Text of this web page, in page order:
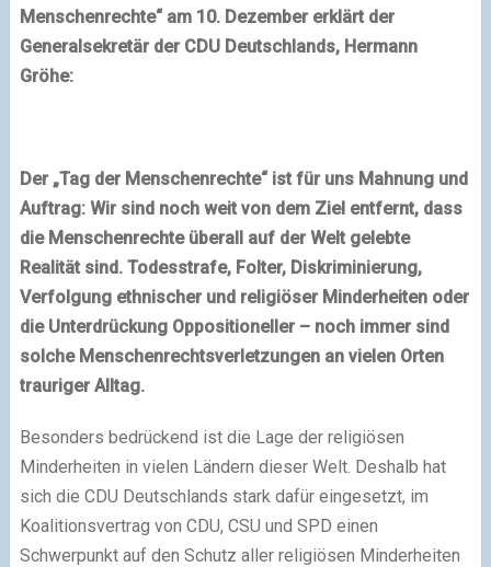
Menschenrechte“ am 10. Dezember erklärt der
Generalsekretär der CDU Deutschlands, Hermann
Gröhe:
Der „Tag der Menschenrechte“ ist für uns Mahnung und
Auftrag: Wir sind noch weit von dem Ziel entfernt, dass
die Menschenrechte überall auf der Welt gelebte
Realität sind. Todesstrafe, Folter, Diskriminierung,
Verfolgung ethnischer und religiöser Minderheiten oder
die Unterdrückung Oppositioneller – noch immer sind
solche Menschenrechtsverletzungen an vielen Orten
trauriger Alltag.
Besonders bedrückend ist die Lage der religiösen
Minderheiten in vielen Ländern dieser Welt. Deshalb hat
sich die CDU Deutschlands stark dafür eingesetzt, im
Koalitionsvertrag von CDU, CSU und SPD einen
Schwerpunkt auf den Schutz aller religiösen Minderheiten